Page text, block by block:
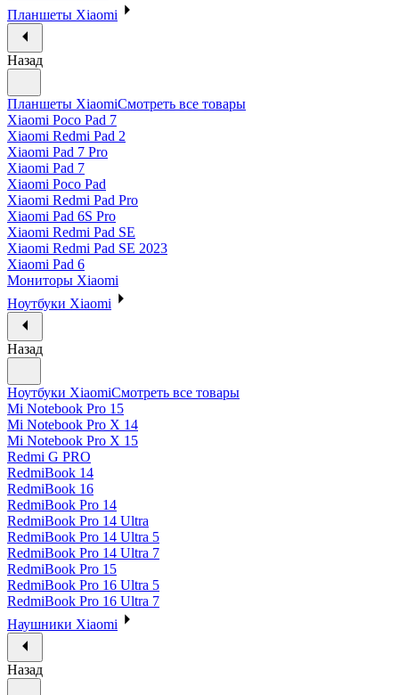
Планшеты Xiaomi
Назад
Планшеты XiaomiСмотреть все товары
Xiaomi Poco Pad 7
Xiaomi Redmi Pad 2
Xiaomi Pad 7 Pro
Xiaomi Pad 7
Xiaomi Poco Pad
Xiaomi Redmi Pad Pro
Xiaomi Pad 6S Pro
Xiaomi Redmi Pad SE
Xiaomi Redmi Pad SE 2023
Xiaomi Pad 6
Мониторы Xiaomi
Ноутбуки Xiaomi
Назад
Ноутбуки XiaomiСмотреть все товары
Mi Notebook Pro 15
Mi Notebook Pro X 14
Mi Notebook Pro X 15
Redmi G PRO
RedmiBook 14
RedmiBook 16
RedmiBook Pro 14
RedmiBook Pro 14 Ultra
RedmiBook Pro 14 Ultra 5
RedmiBook Pro 14 Ultra 7
RedmiBook Pro 15
RedmiBook Pro 16 Ultra 5
RedmiBook Pro 16 Ultra 7
Наушники Xiaomi
Назад